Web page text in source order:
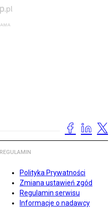
REGULAMIN
Polityka Prywatności
Zmiana ustawień zgód
Regulamin serwisu
Informacje o nadawcy